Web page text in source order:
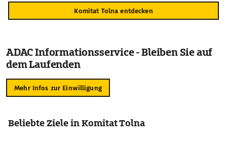
Komitat Tolna entdecken
ADAC Informationsservice - Bleiben Sie auf
dem Laufenden
Mehr Infos zur Einwilligung
Beliebte Ziele in Komitat Tolna